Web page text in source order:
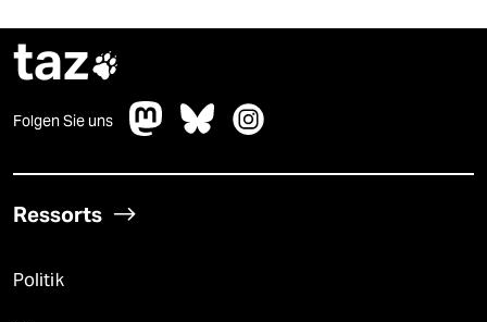
taz
Folgen Sie uns
Ressorts
Politik